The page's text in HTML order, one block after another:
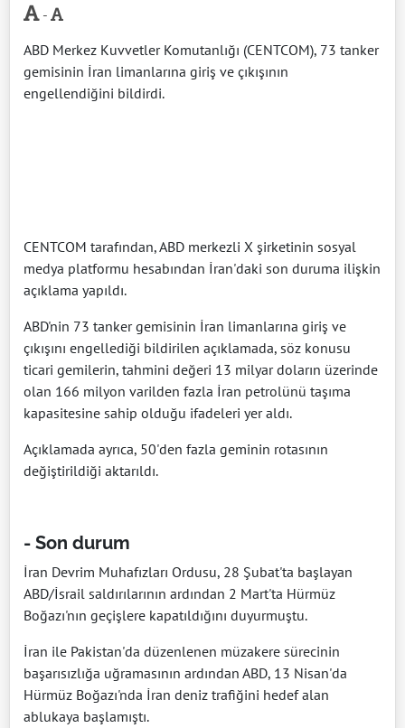
-
ABD Merkez Kuvvetler Komutanlığı (CENTCOM), 73 tanker
gemisinin İran limanlarına giriş ve çıkışının
engellendiğini bildirdi.
CENTCOM tarafından, ABD merkezli X şirketinin sosyal
medya platformu hesabından İran'daki son duruma ilişkin
açıklama yapıldı.
ABD'nin 73 tanker gemisinin İran limanlarına giriş ve
çıkışını engellediği bildirilen açıklamada, söz konusu
ticari gemilerin, tahmini değeri 13 milyar doların üzerinde
olan 166 milyon varilden fazla İran petrolünü taşıma
kapasitesine sahip olduğu ifadeleri yer aldı.
Açıklamada ayrıca, 50'den fazla geminin rotasının
değiştirildiği aktarıldı.
- Son durum
İran Devrim Muhafızları Ordusu, 28 Şubat'ta başlayan
ABD/İsrail saldırılarının ardından 2 Mart'ta Hürmüz
Boğazı'nın geçişlere kapatıldığını duyurmuştu.
İran ile Pakistan'da düzenlenen müzakere sürecinin
başarısızlığa uğramasının ardından ABD, 13 Nisan'da
Hürmüz Boğazı'nda İran deniz trafiğini hedef alan
ablukaya başlamıştı.